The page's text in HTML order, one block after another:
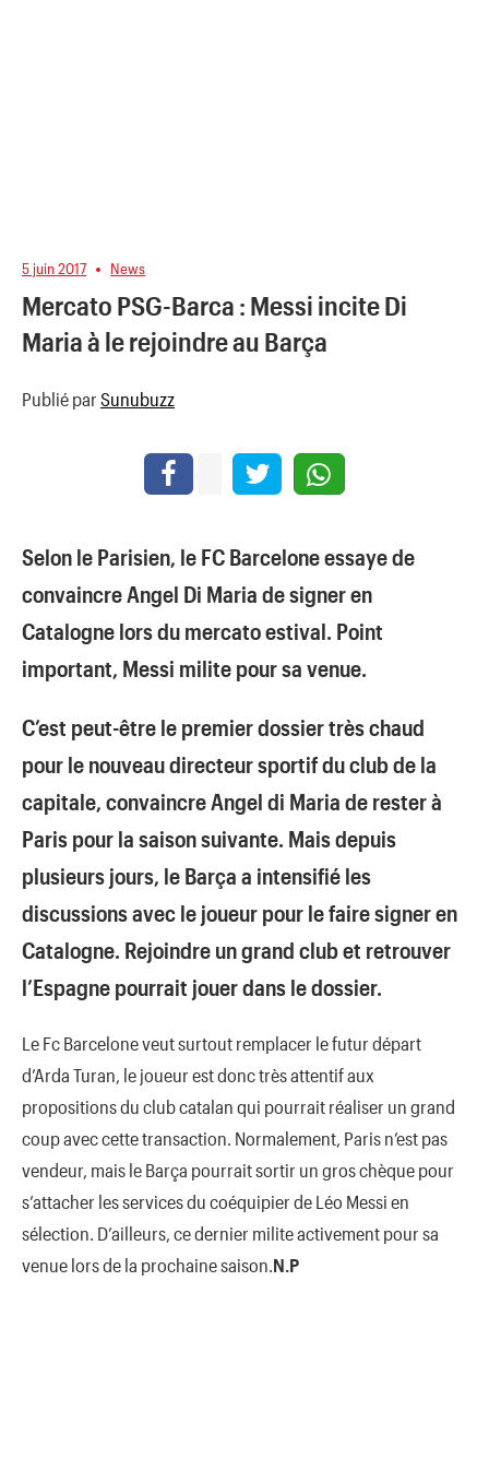
5 juin 2017 News
Mercato PSG-Barca : Messi incite Di
Maria à le rejoindre au Barça
Publié par Sunubuzz
Selon le Parisien, le FC Barcelone essaye de
convaincre Angel Di Maria de signer en
Catalogne lors du mercato estival. Point
important, Messi milite pour sa venue.
C’est peut-être le premier dossier très chaud
pour le nouveau directeur sportif du club de la
capitale, convaincre Angel di Maria de rester à
Paris pour la saison suivante. Mais depuis
plusieurs jours, le Barça a intensifié les
discussions avec le joueur pour le faire signer en
Catalogne. Rejoindre un grand club et retrouver
l’Espagne pourrait jouer dans le dossier.
Le Fc Barcelone veut surtout remplacer le futur départ
d’Arda Turan, le joueur est donc très attentif aux
propositions du club catalan qui pourrait réaliser un grand
coup avec cette transaction. Normalement, Paris n’est pas
vendeur, mais le Barça pourrait sortir un gros chèque pour
s’attacher les services du coéquipier de Léo Messi en
sélection. D’ailleurs, ce dernier milite activement pour sa
venue lors de la prochaine saison. N.P